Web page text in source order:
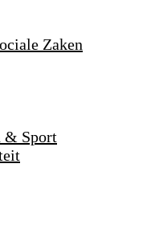
Zaken
& Sport